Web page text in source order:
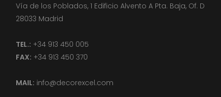
Vía de los Poblados, 1 Edificio Alvento A Pta. Baja, Of. D
28033 Madrid
TEL.: +34 913 450 005
FAX: +34 913 450 370
MAIL: info@decorexcel.com